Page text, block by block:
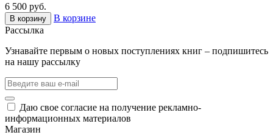
6 500 руб.
В корзину
В корзине
Рассылка
Узнавайте первым о новых поступлениях книг – подпишитесь
на нашу рассылку
Даю свое согласие на получение рекламно-
информационных материалов
Магазин